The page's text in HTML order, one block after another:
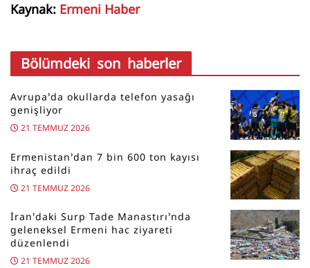
Kaynak: Ermeni Haber
Bölümdeki son haberler
Avrupa’da okullarda telefon yasağı
genişliyor
21 TEMMUZ 2026
Ermenistan’dan 7 bin 600 ton kayısı
ihraç edildi
21 TEMMUZ 2026
İran’daki Surp Tade Manastırı’nda
geleneksel Ermeni hac ziyareti
düzenlendi
21 TEMMUZ 2026